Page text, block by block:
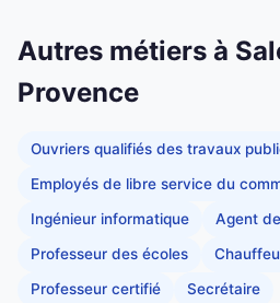
Autres métiers à
Provence
Ouvriers qualifiés des travaux
Employés de libre service du
Ingénieur informatique Agent
Professeur des écoles
Professeur certifié Secrétaire